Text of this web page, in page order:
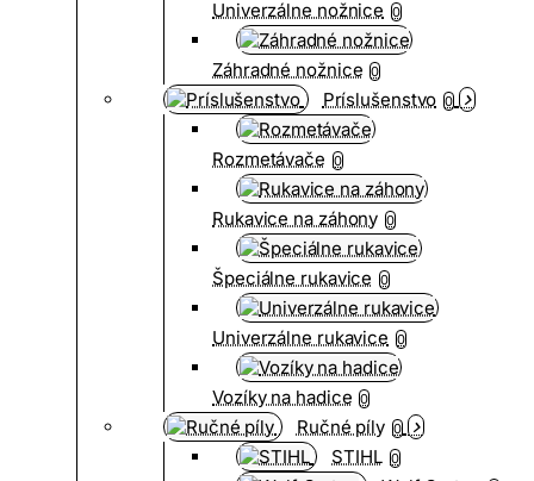
Univerzálne nožnice 0
Záhradné nožnice 0
Príslušenstvo 0
Rozmetávače 0
Rukavice na záhony 0
Špeciálne rukavice 0
Univerzálne rukavice 0
Vozíky na hadice 0
Ručné píly 0
STIHL 0